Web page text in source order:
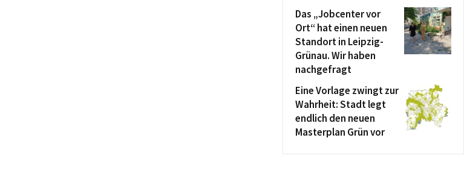
Das „Jobcenter vor
Ort“ hat einen neuen
Standort in Leipzig-
Grünau. Wir haben
nachgefragt
Eine Vorlage zwingt zur
Wahrheit: Stadt legt
endlich den neuen
Masterplan Grün vor